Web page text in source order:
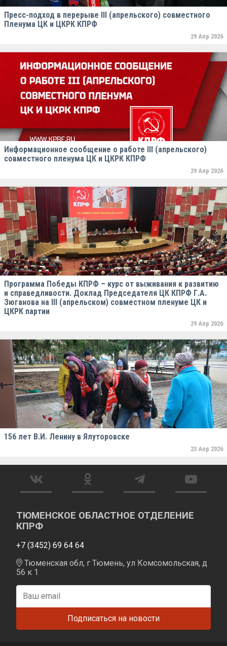
Пресс-подход в перерыве III (апрельского) совместного
Пленума ЦК и ЦКРК КПРФ
29 Апр 2026
Информационное сообщение о работе III (апрельского)
совместного пленума ЦК и ЦКРК КПРФ
29 Апр 2026
Программа Победы КПРФ – курс от выживания к развитию
и справедливости. Доклад Председателя ЦК КПРФ Г.А.
Зюганова на III (апрельском) совместном пленуме ЦК и
ЦКРК партии
29 Апр 2026
156 лет В.И. Ленину в Ялуторовске
23 Апр 2026
ТЮМЕНСКОЕ ОБЛАСТНОЕ ОТДЕЛЕНИЕ
КПРФ
+7 (3452) 69 64 64
Тюменская обл, г Тюмень, ул Комсомольская, д
56 к 1